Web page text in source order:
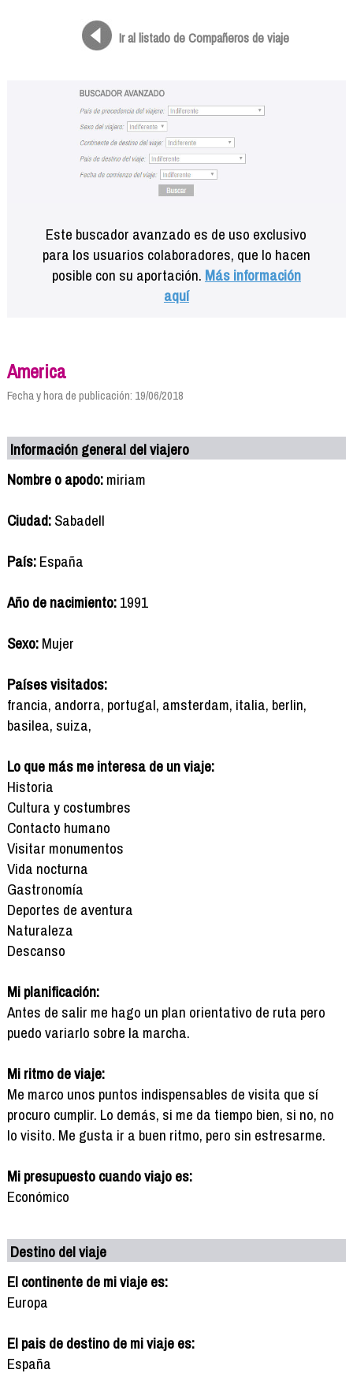
Ir al listado de Compañeros de viaje
Este buscador avanzado es de uso exclusivo
para los usuarios colaboradores, que lo hacen
posible con su aportación. Más información
aquí
America
Fecha y hora de publicación: 19/06/2018
Información general del viajero
Nombre o apodo:miriam
Ciudad:Sabadell
País:España
Año de nacimiento:1991
Sexo:Mujer
Países visitados:
francia, andorra, portugal, amsterdam, italia, berlin,
basilea, suiza,
Lo que más me interesa de un viaje:
Historia
Cultura y costumbres
Contacto humano
Visitar monumentos
Vida nocturna
Gastronomía
Deportes de aventura
Naturaleza
Descanso
Mi planificación:
Antes de salir me hago un plan orientativo de ruta pero
puedo variarlo sobre la marcha.
Mi ritmo de viaje:
Me marco unos puntos indispensables de visita que sí
procuro cumplir. Lo demás, si me da tiempo bien, si no, no
lo visito. Me gusta ir a buen ritmo, pero sin estresarme.
Mi presupuesto cuando viajo es:
Económico
Destino del viaje
El continente de mi viaje es:
Europa
El pais de destino de mi viaje es:
España